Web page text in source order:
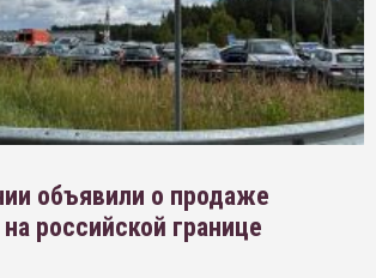
объявили о продаже
российской границе